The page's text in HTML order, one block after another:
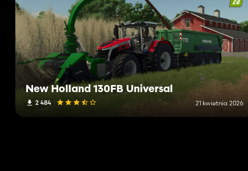
New Holland 130FB Universal
2 484 21 kwietnia 2026